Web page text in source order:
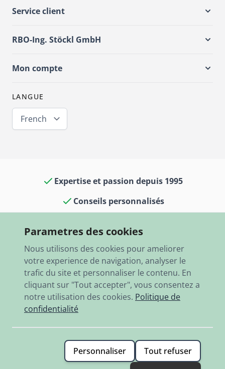
Service client
RBO-Ing. Stöckl GmbH
Mon compte
LANGUE
French
Expertise et passion depuis 1995
Conseils personnalisés
boutique et notre musée
13 000 articles en stock
Expédition rapide dans le monde entier
© 2026 RBO-Ing. Stöckl GmbH.
Parametres des cookies
Nous utilisons des cookies pour ameliorer
votre experience de navigation, analyser le
trafic du site et personnaliser le contenu. En
cliquant sur "Tout accepter", vous consentez a
notre utilisation des cookies. Politique de
confidentialité
Personnaliser
Tout refuser